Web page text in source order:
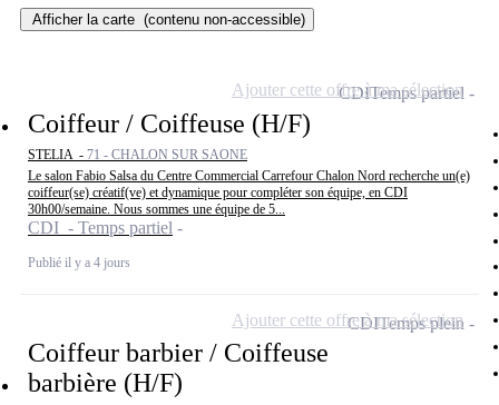
Afficher la carte (contenu non-accessible)
Coiffeur / Coiffeuse (H/F)
STELIA - 71 - CHALON SUR SAONE
Le salon Fabio Salsa du Centre Commercial Carrefour Chalon Nord recherche un(e)
coiffeur(se) créatif(ve) et dynamique pour compléter son équipe, en CDI
30h00/semaine. Nous sommes une équipe de 5...
CDI - Temps partiel
Publié il y a 4 jours
CDITemps partiel
Ajouter cette offre à ma sélection
Coiffeur barbier / Coiffeuse
barbière (H/F)
CDITemps plein
Ajouter cette offre à ma sélection